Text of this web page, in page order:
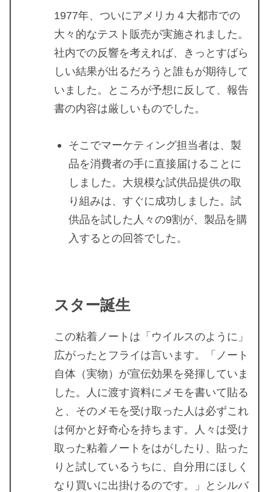
1977年、ついにアメリカ４大都市での
大々的なテスト販売が実施されました。
社内での反響を考えれば、きっとすばら
しい結果が出るだろうと誰もが期待して
いました。ところが予想に反して、報告
書の内容は厳しいものでした。
そこでマーケティング担当者は、製
品を消費者の手に直接届けることに
しました。大規模な試供品提供の取
り組みは、すぐに成功しました。試
供品を試した人々の9割が、製品を購
入するとの回答でした。
スター誕生
この粘着ノートは「ウイルスのように」
広がったとフライは言います。「ノート
自体（実物）が宣伝効果を発揮していま
した。人に渡す資料にメモを書いて貼る
と、そのメモを受け取った人は必ずこれ
は何かと好奇心を持ちます。人々は受け
取った粘着ノートをはがしたり、貼った
りと試しているうちに、自分用にほしく
なり買いに出掛けるのです。」とシルバ